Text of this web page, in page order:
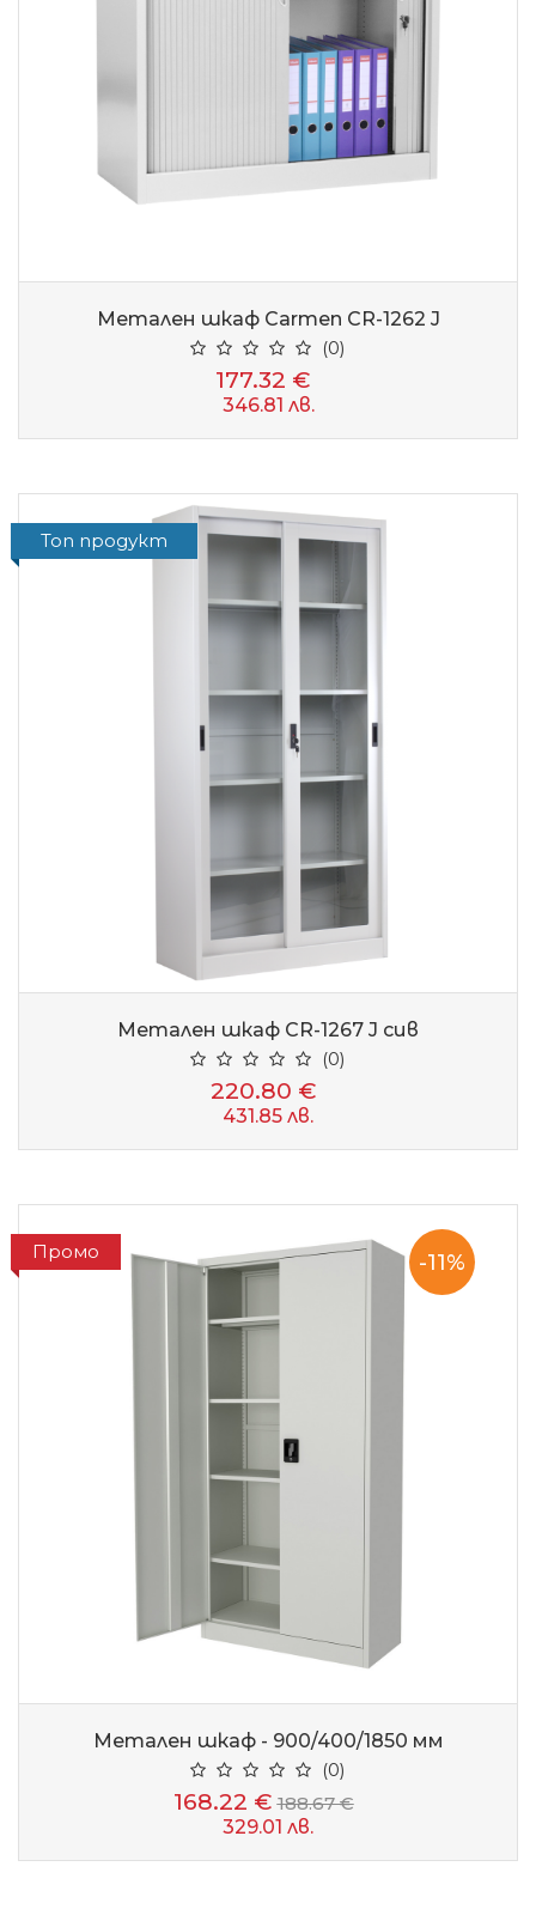
Метален шкаф Carmen CR-1262 J
(0)
177.32 €
346.81 лв.
Топ продукт
Метален шкаф CR-1267 J сив
(0)
220.80 €
431.85 лв.
Промо -11%
Метален шкаф - 900/400/1850 мм
(0)
168.22 € 188.67 €
329.01 лв.